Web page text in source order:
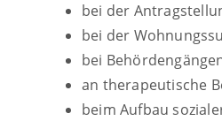
bei der
bei der
bei
an therapeutische
beim Aufbau